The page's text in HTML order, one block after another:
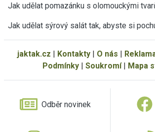
Jak udělat pomazánku s olomouckými
Jak udělat sýrový salát tak, abyste si
jaktak.cz | Kontakty| O nás |
Podmínky| Soukromí| Mapa
Odběr novinek